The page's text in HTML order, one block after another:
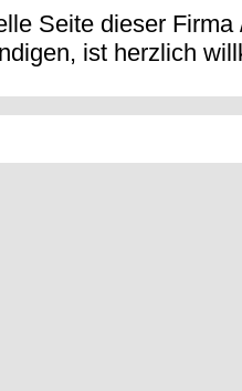
Seite dieser
ist herzlich